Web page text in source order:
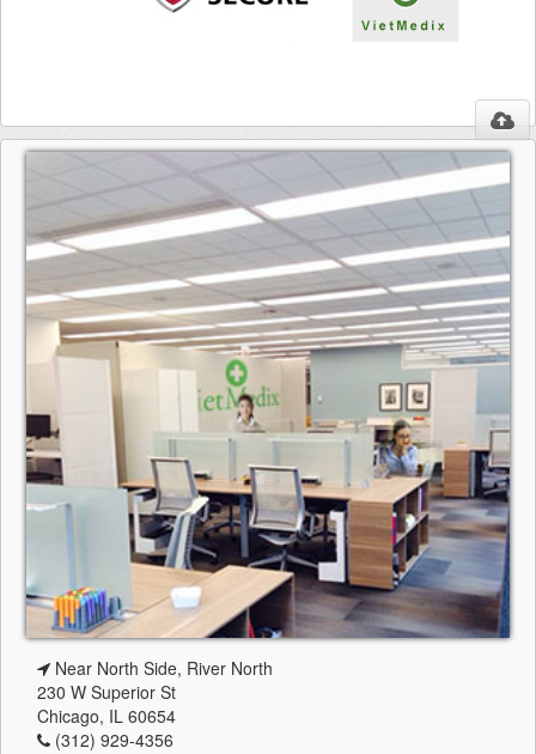
Near North Side, River North
230 W Superior St
Chicago, IL 60654
(312) 929-4356